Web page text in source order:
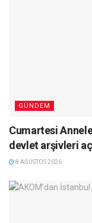
GÜNDEM
Cumartesi
devlet arşivleri
8 AĞUSTOS 2026